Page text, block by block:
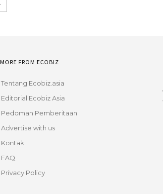
MORE FROM ECOBIZ
Tentang Ecobiz.asia
Editorial Ecobiz Asia
Pedoman Pemberitaan
Advertise with us
Kontak
FAQ
Privacy Policy